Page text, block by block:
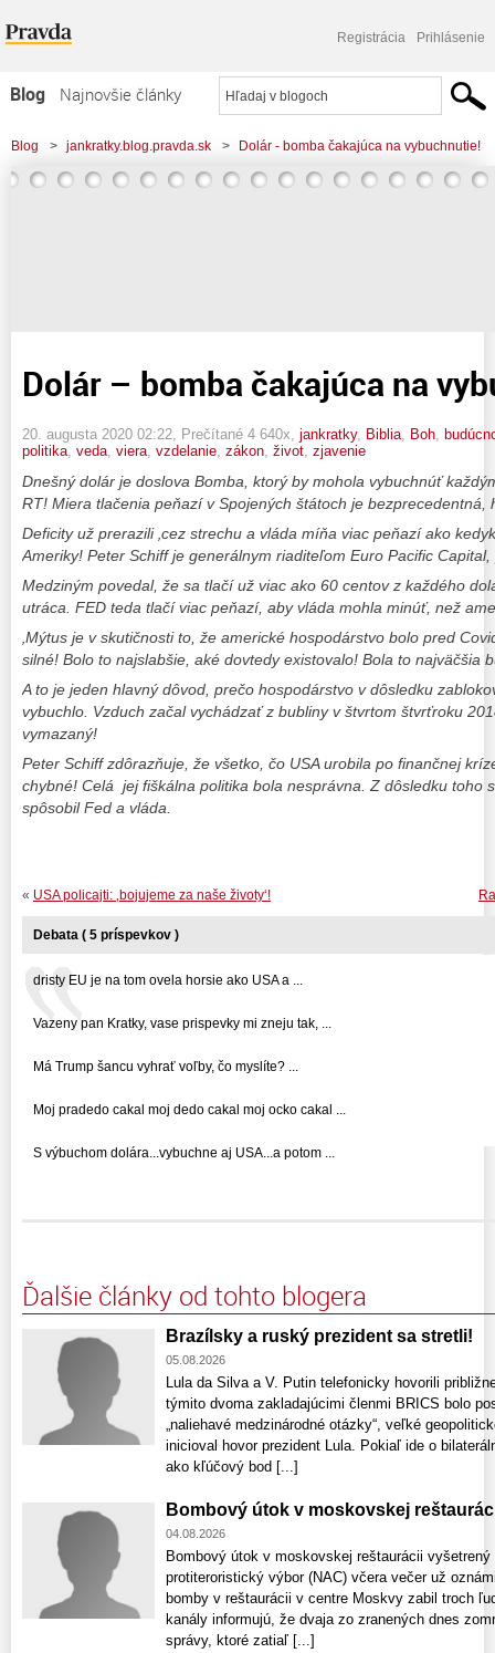
Registrácia Prihlásenie
Blog
Najnovšie články
Najčítanejšie články
Najkomentovanejšie články
Blog > jankratky.blog.pravda.sk > Dolár - bomba čakajúca na vybuchnutie!
Dolár – bomba čakajúca na
20. augusta 2020 02:22 , Prečítané 4 640x, jankratky, Biblia Boh
politika veda viera vzdelanie zákon život zjavenie
Dnešný dolár je doslova Bomba, ktorý by mohola vybuchnúť
RT! Miera tlačenia peňazí v Spojených štátoch je bezprecedentná,
Deficity už prerazili ‚cez strechu a vláda míňa viac peňazí ako
Ameriky! Peter Schiff je generálnym riaditeľom Euro Pacific
Medziným povedal, že sa tlačí už viac ako 60 centov z každého
utráca. FED teda tlačí viac peňazí, aby vláda mohla minúť, než
‚Mýtus je v skutičnosti to, že americké hospodárstvo bolo pred
silné! Bolo to najslabšie, aké dovtedy existovalo! Bola to najväčšia
A to je jeden hlavný dôvod, prečo hospodárstvo v dôsledku
vybuchlo. Vzduch začal vychádzať z bubliny v štvrtom štvrťroku
vymazaný!
Peter Schiff zdôrazňuje, že všetko, čo USA urobila po finančnej
chybné! Celá jej fiškálna politika bola nesprávna. Z dôsledku toho
spôsobil Fed a vláda.
« USA policajti: ‚bojujeme za naše životy‘!
Debata ( 5 príspevkov )
dristy EU je na tom ovela horsie ako USA a ...
Vazeny pan Kratky, vase prispevky mi zneju tak, ...
Má Trump šancu vyhrať voľby, čo myslíte? ...
Moj pradedo cakal moj dedo cakal moj ocko cakal ...
S výbuchom dolára...vybuchne aj USA...a potom ...
Ďalšie články od tohto blogera
Brazílsky a ruský prezident sa stretli!
05.08.2026
Lula da Silva a V. Putin telefonicky hovorili
týmito dvoma zakladajúcimi členmi BRICS bolo
„naliehavé medzinárodné otázky“, veľké
inicioval hovor prezident Lula. Pokiaľ ide o
ako kľúčový bod [...]
Bombový útok v moskovskej
04.08.2026
Bombový útok v moskovskej reštaurácii
protiteroristický výbor (NAC) včera večer už
bomby v reštaurácii v centre Moskvy zabil troch
kanály informujú, že dvaja zo zranených dnes
správy, ktoré zatiaľ [...]